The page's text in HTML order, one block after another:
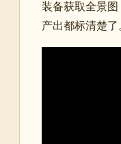
装备获取全景图
产出都标清楚了。